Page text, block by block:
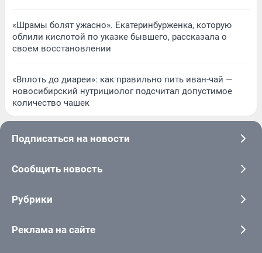
«Шрамы болят ужасно». Екатеринбурженка, которую
облили кислотой по указке бывшего, рассказала о
своем восстановлении
«Вплоть до диареи»: как правильно пить иван-чай —
новосибирский нутрициолог подсчитал допустимое
количество чашек
Подписаться на новости
Сообщить новость
Рубрики
Реклама на сайте